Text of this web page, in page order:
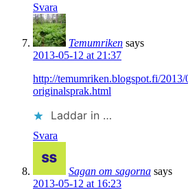
Svara
Temumriken says
2013-05-12 at 21:37
http://temumriken.blogspot.fi/
originalsprak.html
Laddar in …
Svara
Sagan om sagorna says
2013-05-12 at 16:23